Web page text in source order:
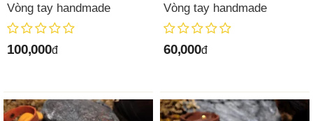
Vòng tay handmade
100,000đ
Vòng tay handmade
60,000đ